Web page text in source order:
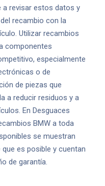
a revisar estos datos y
recambio con la
Utilizar recambios
componentes
especialmente
o de
de piezas que
a reducir residuos y a
En Desguaces
BMW a toda
se muestran
es posible y cuentan
de garantía.